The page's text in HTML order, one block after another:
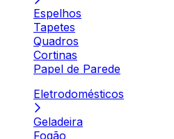
Espelhos
Tapetes
Quadros
Cortinas
Papel de Parede
Eletrodomésticos
Geladeira
Fogão